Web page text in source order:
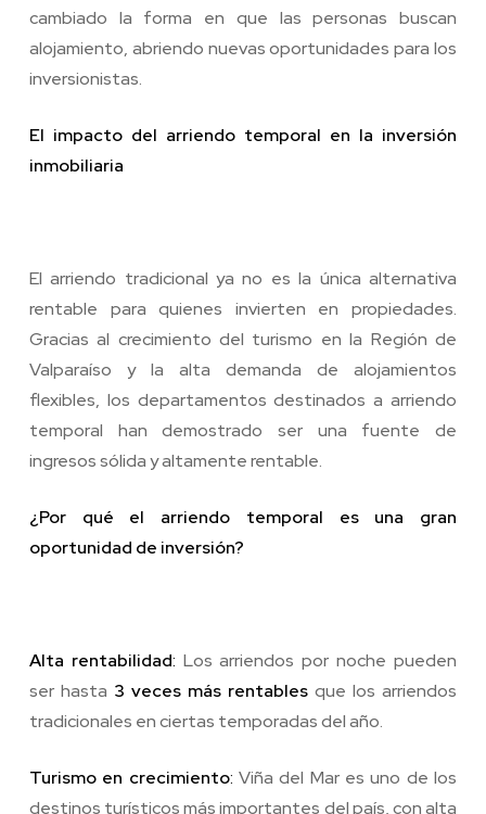
cambiado la forma en que las personas buscan
alojamiento, abriendo nuevas oportunidades para los
inversionistas.
El impacto del arriendo temporal en la inversión
inmobiliaria
El arriendo tradicional ya no es la única alternativa
rentable para quienes invierten en propiedades.
Gracias al crecimiento del turismo en la Región de
Valparaíso y la alta demanda de alojamientos
flexibles, los departamentos destinados a arriendo
temporal han demostrado ser una fuente de
ingresos sólida y altamente rentable.
¿Por qué el arriendo temporal es una gran
oportunidad de inversión?
Alta rentabilidad: Los arriendos por noche pueden
ser hasta 3 veces más rentables que los arriendos
tradicionales en ciertas temporadas del año.
Turismo en crecimiento: Viña del Mar es uno de los
destinos turísticos más importantes del país, con alta